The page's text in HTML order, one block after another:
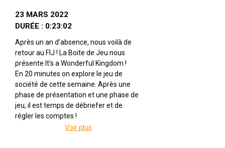
23 MARS 2022
DURÉE : 0:23:02
Après un an d'absence, nous voilà de
retour au FIJ ! La Boite de Jeu nous
présente It's a Wonderful Kingdom !
En 20 minutes on explore le jeu de
société de cette semaine. Après une
phase de présentation et une phase de
jeu, il est temps de débriefer et de
régler les comptes !
It's a Wonderful Kingdom
Voir plus